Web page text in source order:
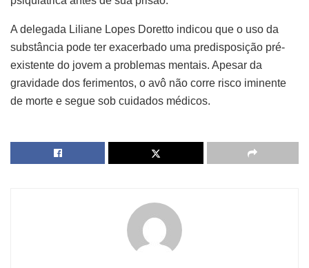
A delegada Liliane Lopes Doretto indicou que o uso da
substância pode ter exacerbado uma predisposição pré-
existente do jovem a problemas mentais. Apesar da
gravidade dos ferimentos, o avô não corre risco iminente
de morte e segue sob cuidados médicos.